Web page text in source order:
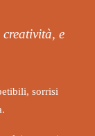
e
sorrisi